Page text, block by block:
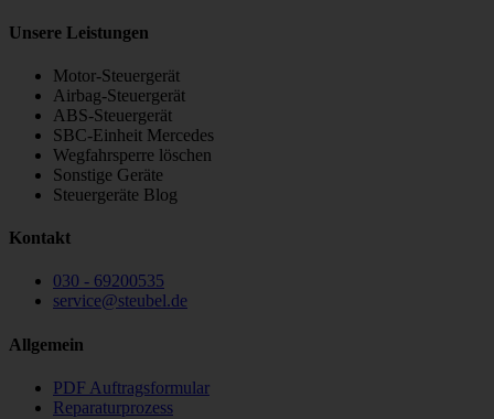
Unsere Leistungen
Motor-Steuergerät
Airbag-Steuergerät
ABS-Steuergerät
SBC-Einheit Mercedes
Wegfahrsperre löschen
Sonstige Geräte
Steuergeräte Blog
Kontakt
030 - 69200535
service@steubel.de
Allgemein
PDF Auftragsformular
Reparaturprozess